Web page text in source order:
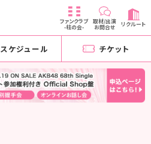
ファンクラブ
-柱の会-
取材/出演
お問合せ リクルート
スケジュール チケット